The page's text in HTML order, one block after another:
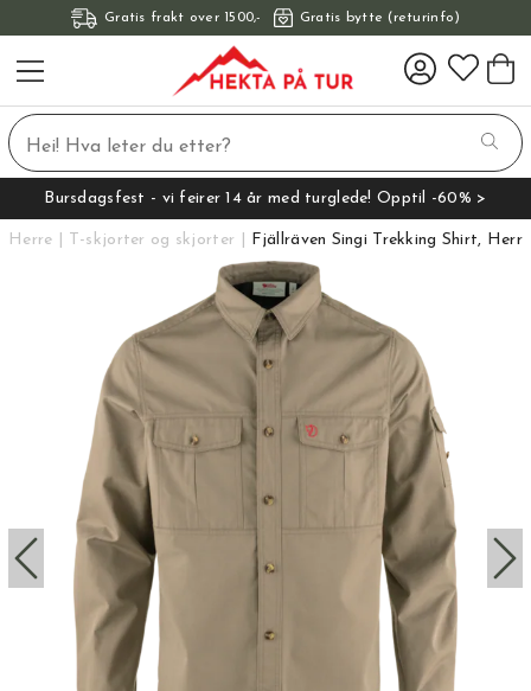
Gratis frakt over 1500,- Gratis bytte (returinfo)
Bursdagsfest - vi feirer 14 år med turglede! Opptil -60% >
Herre T-skjorter og skjorter Fjällräven Singi Trekking Shirt, Herre